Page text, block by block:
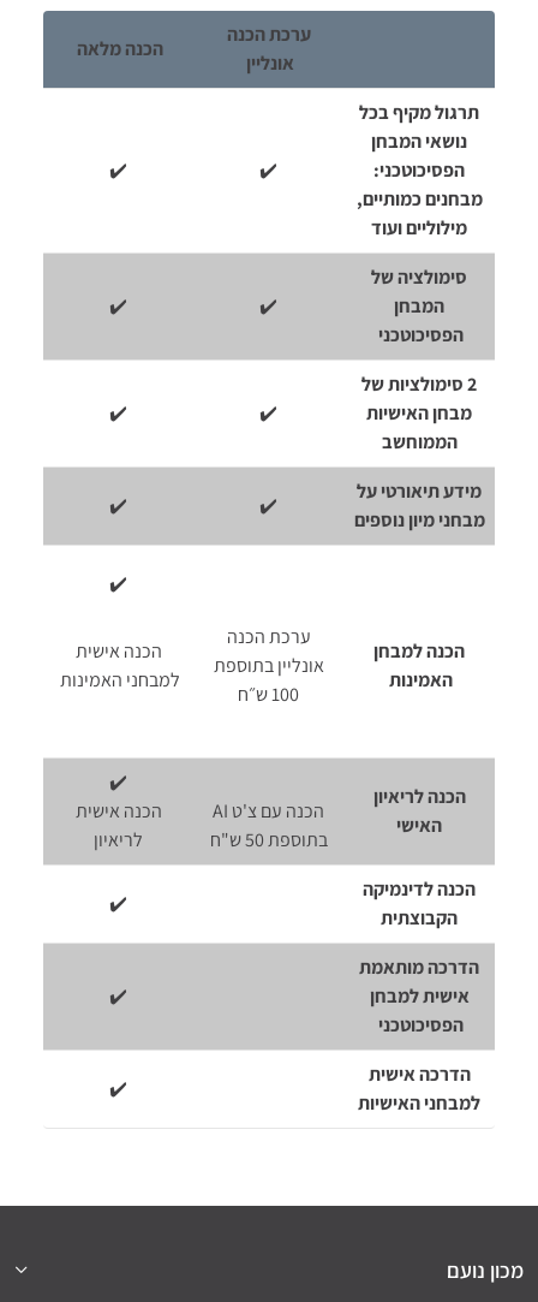
ערכת הכנה
אונליין
הכנה מלאה
תרגול מקיף בכל
נושאי המבחן
הפסיכוטכני:
מבחנים כמותיים,
מילוליים ועוד
✔️
✔️
סימולציה של
המבחן
הפסיכוטכני
✔️
✔️
2 סימולציות של
מבחן האישיות
הממוחשב
✔️
✔️
מידע תיאורטי על
מבחני מיון נוספים
✔️
✔️
הכנה למבחן
האמינות
ערכת הכנה
אונליין בתוספת
100 ש״ח
✔️
הכנה אישית
למבחני האמינות
הכנה לריאיון
האישי
הכנה עם צ'ט AI
בתוספת 50 ש"ח
✔️
הכנה אישית
לריאיון
הכנה לדינמיקה
הקבוצתית
✔️
הדרכה מותאמת
אישית למבחן
הפסיכוטכני
✔️
הדרכה אישית
למבחני האישיות
✔️
מכון נועם